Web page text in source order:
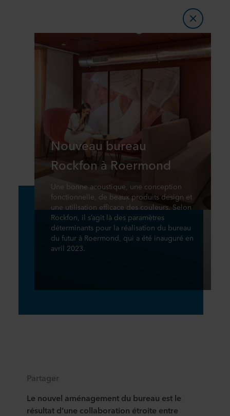
Nouveau bureau
Rockfon à Roermond
Une bonne acoustique, une conception
fonctionnelle, de beaux produits design et
une utilisation efficace des couleurs. Selon
Rockfon, il s’agit là des paramètres
déterminants pour la réalisation du bureau
du futur à Roermond, qui a été inauguré en
avril 2023.
Partager
Le nouvel aménagement du bureau est le
résultat d’une collaboration étroite entre